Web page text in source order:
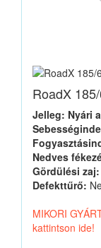
RoadX
Jelleg: Nyári
Nedves
Gördülési zaj:
Defekttűrő:
MIKORI
kattintson ide!